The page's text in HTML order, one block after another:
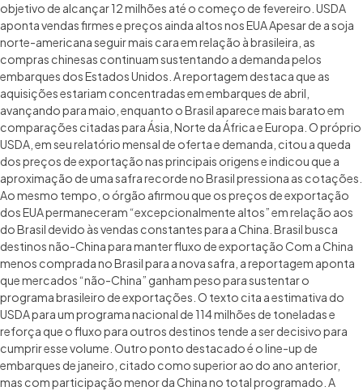
objetivo de alcançar 12 milhões até o começo de fevereiro. USDA
aponta vendas firmes e preços ainda altos nos EUA Apesar de a soja
norte-americana seguir mais cara em relação à brasileira, as
compras chinesas continuam sustentando a demanda pelos
embarques dos Estados Unidos. A reportagem destaca que as
aquisições estariam concentradas em embarques de abril,
avançando para maio, enquanto o Brasil aparece mais barato em
comparações citadas para Ásia, Norte da África e Europa. O próprio
USDA, em seu relatório mensal de oferta e demanda, citou a queda
dos preços de exportação nas principais origens e indicou que a
aproximação de uma safra recorde no Brasil pressiona as cotações.
Ao mesmo tempo, o órgão afirmou que os preços de exportação
dos EUA permaneceram “excepcionalmente altos” em relação aos
do Brasil devido às vendas constantes para a China. Brasil busca
destinos não-China para manter fluxo de exportação Com a China
menos comprada no Brasil para a nova safra, a reportagem aponta
que mercados “não-China” ganham peso para sustentar o
programa brasileiro de exportações. O texto cita a estimativa do
USDA para um programa nacional de 114 milhões de toneladas e
reforça que o fluxo para outros destinos tende a ser decisivo para
cumprir esse volume. Outro ponto destacado é o line-up de
embarques de janeiro, citado como superior ao do ano anterior,
mas com participação menor da China no total programado. A